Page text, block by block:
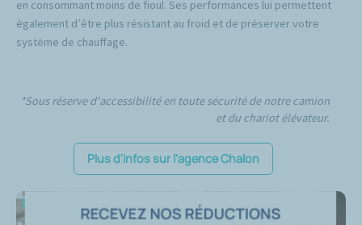
en consommant moins de fioul. Ses performances lui permettent
également d’être plus résistant au froid et de préserver votre
système de chauffage.
*Sous réserve d'accessibilité en toute sécurité de notre camion
et du chariot élévateur.
Plus d'infos sur l'agence Chalon